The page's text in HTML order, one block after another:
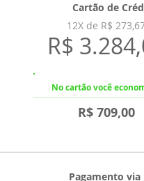
Cartão de
12X de R$
R$
No cartão você
R$ 709,00
Pagamento via